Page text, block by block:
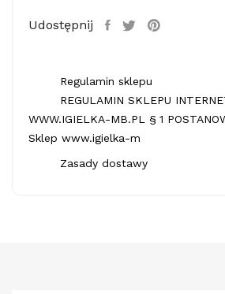
Udostępnij
Regulamin sklepu
REGULAMIN SKLEPU
WWW.IGIELKA-MB.PL § 1
Sklep www.igielka-m
Zasady dostawy